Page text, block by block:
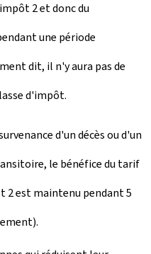
2 et donc du
une période
dit, il n'y aura pas de
d'impôt.
d'un décès ou d'un
le bénéfice du tarif
2 est maintenu pendant 5